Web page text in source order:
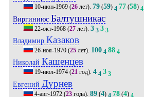
10-июн-1969 (26 лет).79 (59) 4 77 (58) 4
Виргиниюс Балтушникас
22-окт-1968 (27 лет).3 3 3 3
Владимир Казаков
26-ноя-1970 (25 лет). 100 4 88 4
НиколайКашенцев
19-июл-1974 (21 год).4 4 3 3
Евгений Дурнев
4-авг-1972 (23 года).89 (4) 4 78 (4) 4